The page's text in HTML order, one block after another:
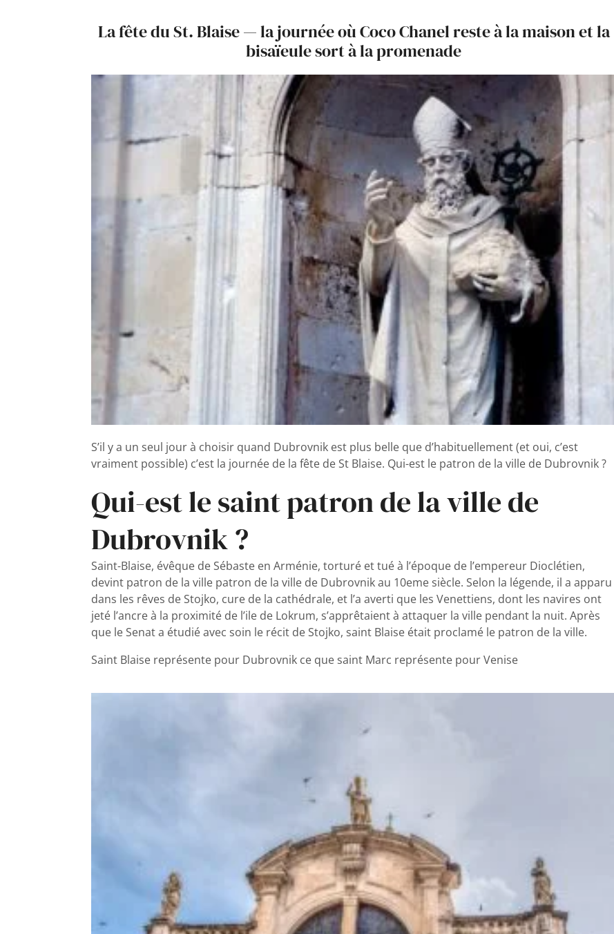
La fête du St. Blaise — la journée où Coco Chanel reste à la maison et la
bisaïeule sort à la promenade
S’il y a un seul jour à choisir quand Dubrovnik est plus belle que d’habituellement (et oui, c’est
vraiment possible) c’est la journée de la fête de St Blaise. Qui-est le patron de la ville de Dubrovnik ?
Qui-est le saint patron de la ville de
Dubrovnik ?
Saint-Blaise, évêque de Sébaste en Arménie, torturé et tué à l’époque de l’empereur Dioclétien,
devint patron de la ville patron de la ville de Dubrovnik au 10eme siècle. Selon la légende, il a apparu
dans les rêves de Stojko, cure de la cathédrale, et l’a averti que les Venettiens, dont les navires ont
jeté l’ancre à la proximité de l’ile de Lokrum, s’apprêtaient à attaquer la ville pendant la nuit. Après
que le Senat a étudié avec soin le récit de Stojko, saint Blaise était proclamé le patron de la ville.
Saint Blaise représente pour Dubrovnik ce que saint Marc représente pour Venise